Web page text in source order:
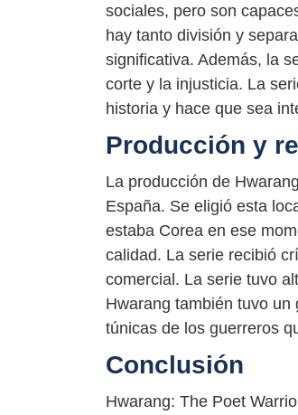
sociales, pero son
hay tanto división y
significativa. Además, la
corte y la injusticia. La
historia y hace que sea
Producción y
La producción de
España. Se eligió esta
estaba Corea en ese
calidad. La serie recibió
comercial. La serie tuvo
Hwarang también tuvo
túnicas de los guerreros
Conclusión
Hwarang: The Poet